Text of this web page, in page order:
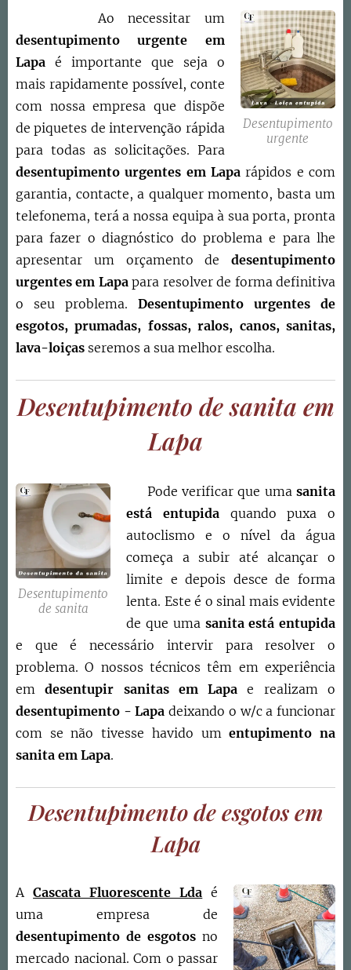
Desentupimento
urgente
Ao necessitar um
desentupimento urgente em
Lapa é importante que seja o
mais rapidamente possível, conte
com nossa empresa que dispõe
de piquetes de intervenção rápida
para todas as solicitações. Para
desentupimento urgentes em Lapa rápidos e com
garantia, contacte, a qualquer momento, basta um
telefonema, terá a nossa equipa à sua porta, pronta
para fazer o diagnóstico do problema e para lhe
apresentar um orçamento de desentupimento
urgentes em Lapapara resolver de forma definitiva
o seu problema. Desentupimento urgentes de
esgotos, prumadas, fossas, ralos, canos, sanitas,
lava-loiças seremos a sua melhor escolha.
Desentupimento de sanita em
Lapa
Desentupimento
de sanita
Pode verificar que uma sanita
está entupida quando puxa o
autoclismo e o nível da água
começa a subir até alcançar o
limite e depois desce de forma
lenta. Este é o sinal mais evidente
de que uma sanita está entupida
e que é necessário intervir para resolver o
problema. O nossos técnicos têm em experiência
emdesentupir sanitas emLapae realizam o
desentupimento -Lapa deixando o w/c a funcionar
com se não tivesse havido umentupimento na
sanita em Lapa.
Desentupimento de esgotos em
Lapa
ACascata Fluorescente Lda é
uma empresa de
desentupimento de esgotos no
mercado nacional. Com o passar